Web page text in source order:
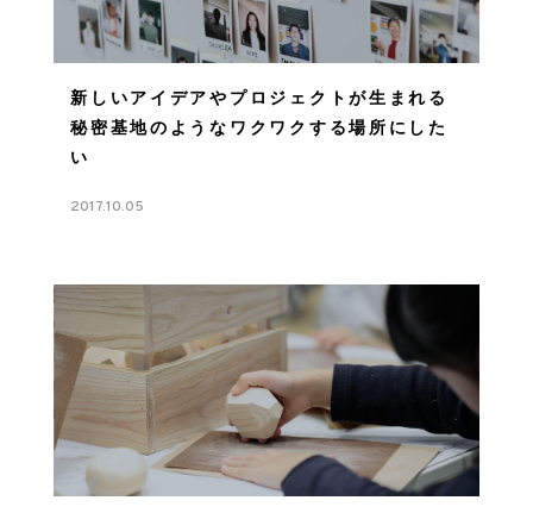
新しいアイデアやプロジェクトが生まれる
秘密基地のようなワクワクする場所にした
い
2017.10.05